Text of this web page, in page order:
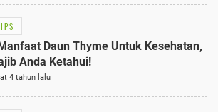
Daun Thyme Untuk Kesehatan,
Anda Ketahui!
4 tahun lalu